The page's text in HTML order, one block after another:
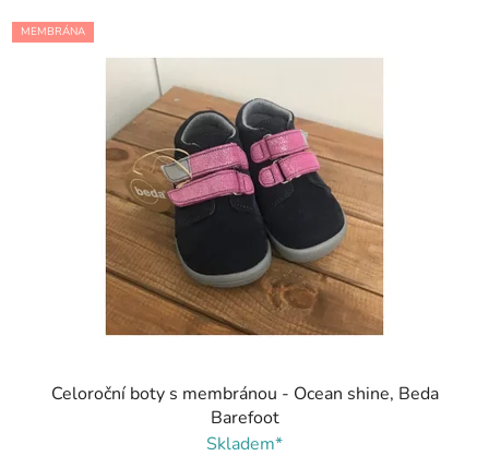
MEMBRÁNA
Celoroční boty s membránou - Ocean shine, Beda
Barefoot
Skladem*